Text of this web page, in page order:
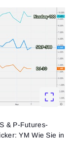
& P-Futures-
YM Wie Sie in